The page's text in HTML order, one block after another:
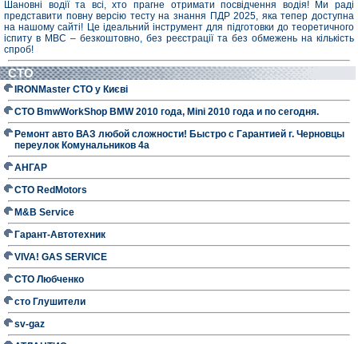
Шановні водії та всі, хто прагне отримати посвідчення водія! Ми раді
представити повну версію тесту на знання ПДР 2025, яка тепер доступна
на нашому сайті! Це ідеальний інструмент для підготовки до теоретичного
іспиту в МВС – безкоштовно, без реєстрації та без обмежень на кількість
спроб!
СТО
IRONMaster СТО у Києві
СТО BmwWorkShop BMW 2010 года, Mini 2010 года и по сегодня.
Ремонт авто ВАЗ любой сложности! Быстро с Гарантией г. Черновцы
переулок Комунальников 4а
АНГАР
СТО RedMotors
M&B Service
Гарант-Автотехник
VIVA! GAS SERVICE
СТО Любченко
сто Глушители
sv-gaz